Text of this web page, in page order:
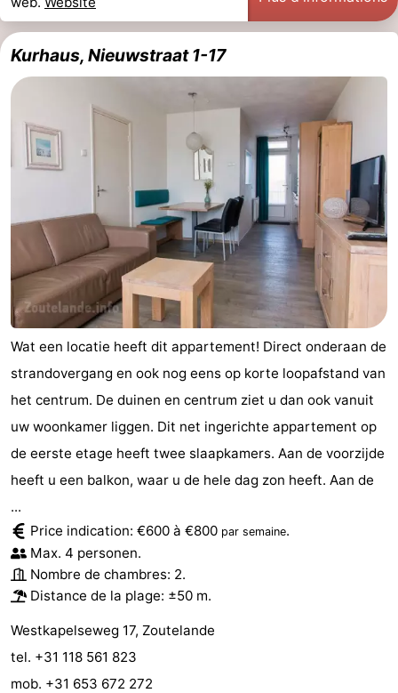
Haamstede
Nature
Kop
Schouwen
Walcheren
Nature
Nature
de
Mantelingen
Domburg
-
Westkapelle
-
Nature
Walcherse
bos
-
Dishoek
-
Vlissingen
-
Middelburg
Zeeuws-
Vlaanderen
-
Nieuwvliet
-
Sluis
-
Cadzand
-
Kurhaus, Nieuwstraat 1-17
Wat een locatie heeft dit appartement! Direct onderaan de
strandovergang en ook nog eens op korte loopafstand van
het centrum. De duinen en centrum ziet u dan ook vanuit
uw woonkamer liggen. Dit net ingerichte appartement op
de eerste etage heeft twee slaapkamers. Aan de voorzijde
heeft u een balkon, waar u de hele dag zon heeft. Aan de
...
Price indication: €600 à €800 par semaine.
Max. 4 personen.
Nombre de chambres: 2.
Distance de la plage: ±50 m.
Westkapelseweg 17, Zoutelande
tel. +31 118 561 823
mob. +31 653 672 272